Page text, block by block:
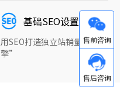
基础SEO设置
用SEO打造独立站销量“新引
擎”
微信